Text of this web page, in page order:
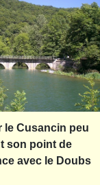
le Cusancin peu
son point de
avec le Doubs